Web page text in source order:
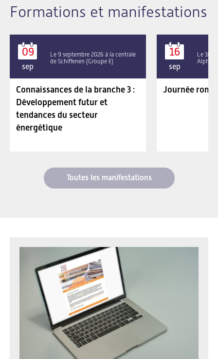
Formations et manifestations
09
sep
Le 9 septembre 2026 à la centrale
de Schiffenen (Groupe E)
Connaissances de la branche 3 :
Développement futur et
tendances du secteur
énergétique
16
sep
Le 16
Alpha
Journée
Toutes les manifestations